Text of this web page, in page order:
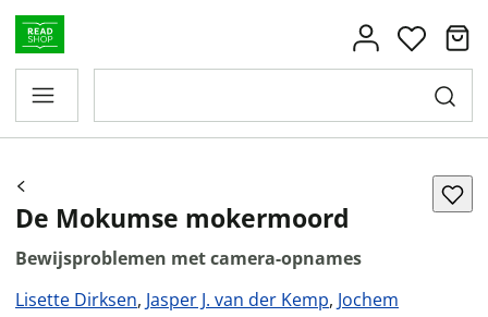
De Mokumse mokermoord
Bewijsproblemen met camera-opnames
Lisette Dirksen, Jasper J. van der Kemp, Jochem